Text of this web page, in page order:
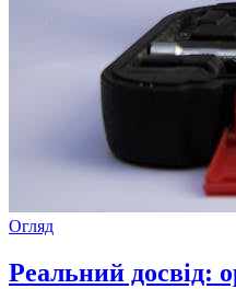
Огляд
Реальний досвід: